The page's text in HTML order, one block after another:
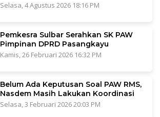
Selasa, 4 Agustus 2026 18:16 PM
Pemkesra Sulbar Serahkan SK PAW
Pimpinan DPRD Pasangkayu
Kamis, 26 Februari 2026 16:32 PM
Belum Ada Keputusan Soal PAW RMS,
Nasdem Masih Lakukan Koordinasi
Selasa, 3 Februari 2026 20:03 PM